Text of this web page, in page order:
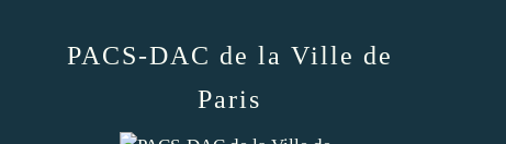
PACS-DAC de la Ville de
Paris